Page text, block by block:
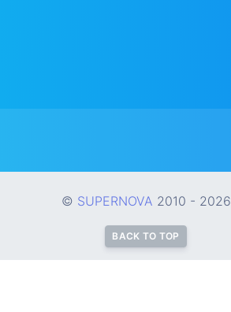
© SUPERNOVA 2010 - 2026
BACK TO TOP